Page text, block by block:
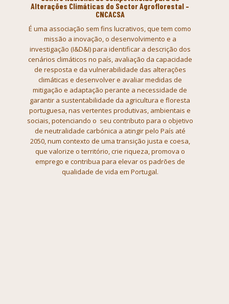
Alterações Climáticas do Sector Agroflorestal –
CNCACSA
É uma associação sem fins lucrativos, que tem como
missão a inovação, o desenvolvimento e a
investigação (I&D&I) para identificar a descrição dos
cenários climáticos no país, avaliação da capacidade
de resposta e da vulnerabilidade das alterações
climáticas e desenvolver e avaliar medidas de
mitigação e adaptação perante a necessidade de
garantir a sustentabilidade da agricultura e floresta
portuguesa, nas vertentes produtivas, ambientais e
sociais, potenciando o seu contributo para o objetivo
de neutralidade carbónica a atingir pelo País até
2050, num contexto de uma transição justa e coesa,
que valorize o território, crie riqueza, promova o
emprego e contribua para elevar os padrões de
qualidade de vida em Portugal.